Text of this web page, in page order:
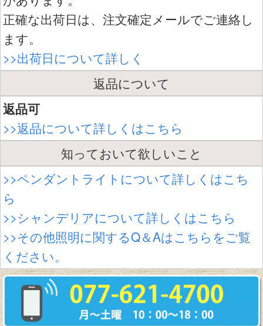
正確な出荷日は、注文確定メールでご連絡し
ます。
>>出荷日について詳しく
返品について
返品可
>>返品について詳しくはこちら
知っておいて欲しいこと
>>ペンダントライトについて詳しくはこち
ら
>>シャンデリアについて詳しくはこちら
>>その他照明に関するQ＆Aはこちらをご覧
ください。